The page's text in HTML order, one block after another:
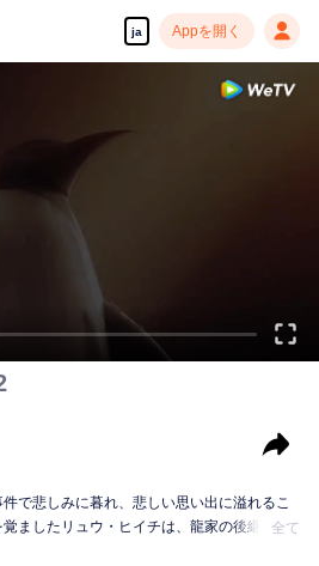
ja Appを開く
で悲しみに暮れ、悲しい思い出に溢れるこ
ましたリュウ・ヒイチは、龍家の後継者で
全て